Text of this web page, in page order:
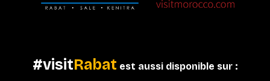
#visitRabat est aussi disponible sur :